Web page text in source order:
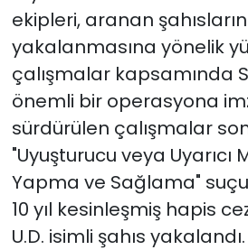
ekipleri, aranan şahısların
yakalanmasına yönelik
çalışmalar kapsamında
önemli bir operasyona
sürdürülen çalışmalar
"Uyuşturucu veya Uyarıcı
Yapma ve Sağlama"
10 yıl kesinleşmiş hapis
U.D. isimli şahıs yakalandı.